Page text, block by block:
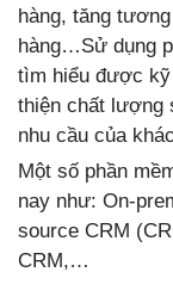
hàng, tăng
hàng…Sử dụng
tìm hiểu được
thiện chất lượng
nhu cầu của
Một số phần
nay như: On-
source CRM
CRM,…